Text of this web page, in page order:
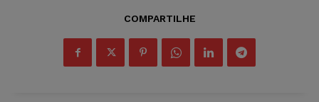
COMPARTILHE